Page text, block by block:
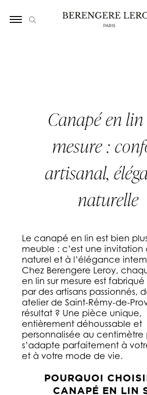
Canapé en
mesure :
artisanal,
naturelle
Le canapé en lin est bien
meuble : c’est une
naturel et à l’élégance
Chez Berengere Leroy,
en lin sur mesure est
par des artisans passionnés,
atelier de Saint-Rémy-de-
résultat ? Une pièce unique,
entièrement déhoussable et
personnalisée au centimètre
s’adapte parfaitement à
et à votre mode de vie.
POURQUOI
CANAPÉ EN LIN